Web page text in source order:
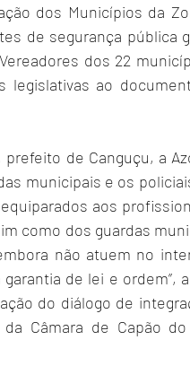
dos Municípios da
de segurança pública
dos 22
legislativas ao
de Canguçu, a
municipais e os
aos
como dos guardas
não atuem no
de lei e ordem”,
do diálogo de
Câmara de Capão do